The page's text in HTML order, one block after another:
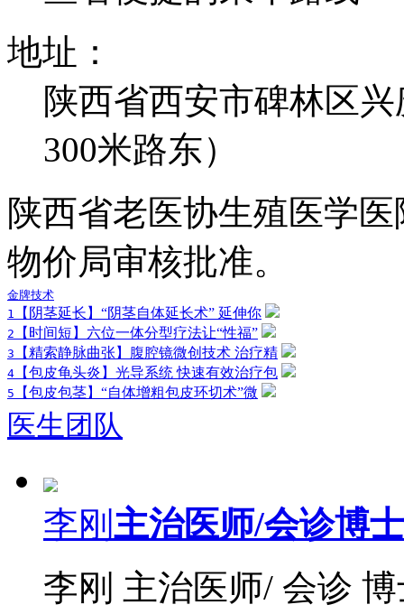
地址：
陕西省西安市碑林区
300米路东）
陕西省老医协生殖医学
物价局审核批准。
金牌技术
1
【阴茎延长】“阴茎自体延长术” 延伸你
2 【时间短】六位一体分型疗法让“性福”
3 【精索静脉曲张】腹腔镜微创技术 治疗精
4 【包皮龟头炎】光导系统 快速有效治疗包
5 【包皮包茎】“自体增粗包皮环切术”微
医生团队
李刚 主治医师/会诊博士
李刚 主治医师/ 会诊